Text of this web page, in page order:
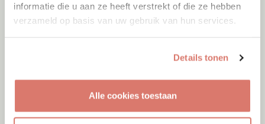
informatie die u aan ze heeft verstrekt of die ze hebben
verzameld op basis van uw gebruik van hun services.
Details tonen
Alle cookies toestaan
Adoptie07-08-2026
Amsterdam